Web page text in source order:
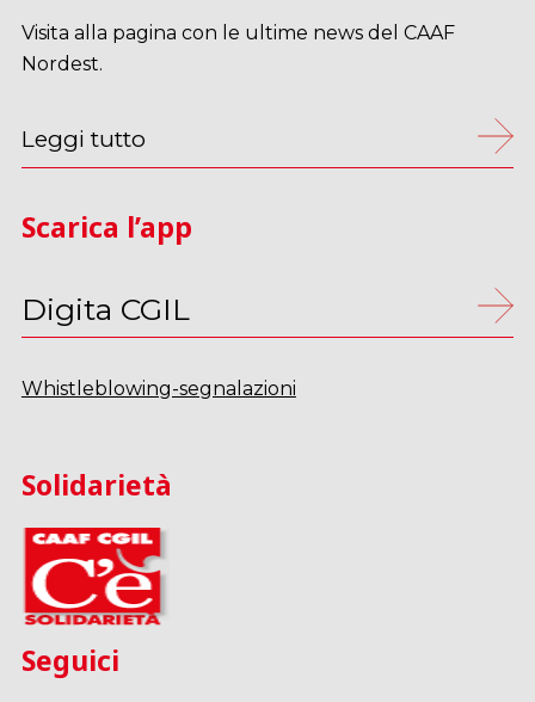
Visita alla pagina con le ultime news del CAAF
Nordest.
Leggi tutto
Scarica l’app
Digita CGIL
Whistleblowing-segnalazioni
Solidarietà
Seguici